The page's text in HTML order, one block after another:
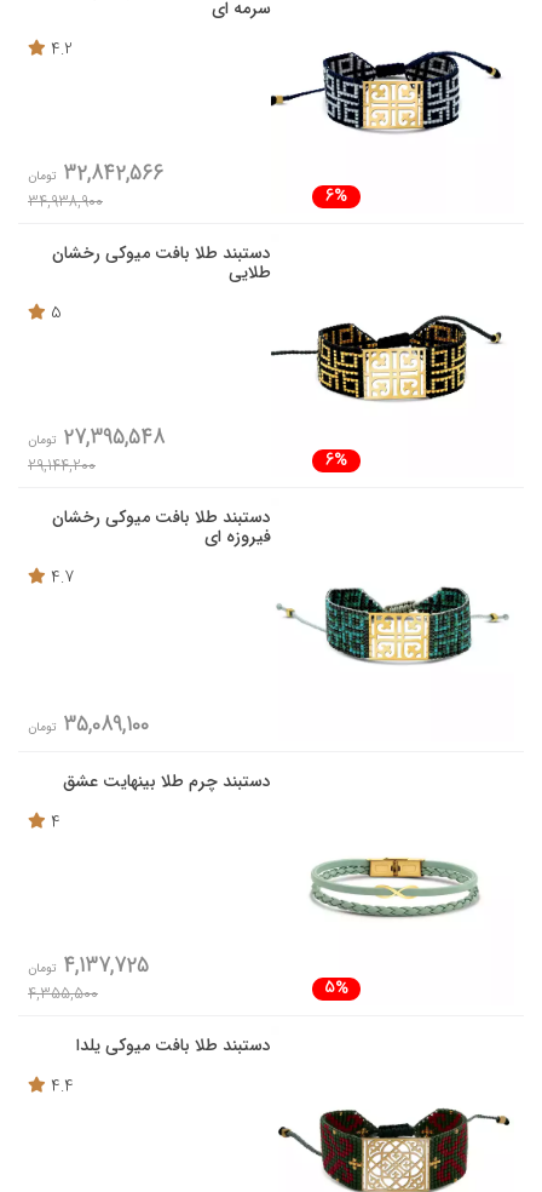
سرمه ای
4.2
6%
32,842,566 تومان
34,938,900
دستبند طلا بافت میوکی رخشان
طلایی
5
6%
27,395,548 تومان
29,144,200
دستبند طلا بافت میوکی رخشان
فیروزه ای
4.7
35,089,100 تومان
دستبند چرم طلا بینهایت عشق
4
5%
4,137,725 تومان
4,355,500
دستبند طلا بافت میوکی یلدا
4.4